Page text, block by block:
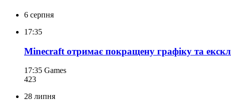
6 серпня
17:35
Minecraft отримає покращену графіку та
17:35 Games
423
28 липня